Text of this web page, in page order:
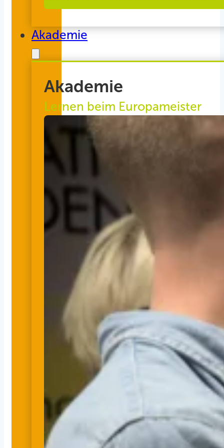
Akademie
Akademie
Lernen beim Europameister